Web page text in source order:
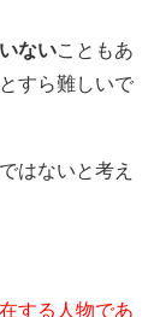
ない こともあ
すら難しいで
はないと考え
する人物であ